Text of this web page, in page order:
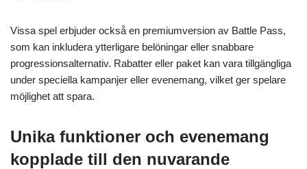
Vissa spel erbjuder också en premiumversion av Battle Pass,
som kan inkludera ytterligare belöningar eller snabbare
progressionsalternativ. Rabatter eller paket kan vara tillgängliga
under speciella kampanjer eller evenemang, vilket ger spelare
möjlighet att spara.
Unika funktioner och evenemang
kopplade till den nuvarande